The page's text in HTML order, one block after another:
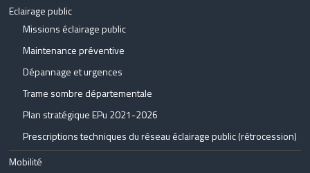
Eclairage public
Missions éclairage public
Maintenance préventive
Dépannage et urgences
Trame sombre départementale
Plan stratégique EPu 2021-2026
Prescriptions techniques du réseau éclairage public (rétrocession)
Mobilité